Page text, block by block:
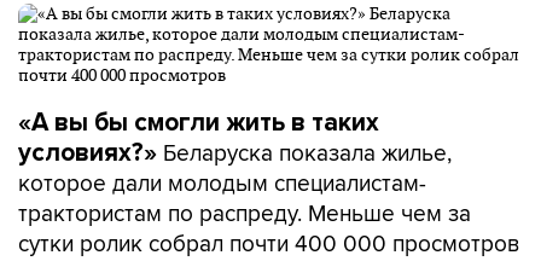
«А вы бы смогли жить в таких
условиях?» Беларуска показала жилье,
которое дали молодым специалистам-
трактористам по распреду. Меньше чем за
сутки ролик собрал почти 400 000 просмотров